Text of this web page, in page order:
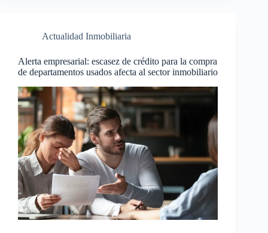
Actualidad Inmobiliaria
Alerta empresarial: escasez de crédito para la compra
de departamentos usados afecta al sector inmobiliario